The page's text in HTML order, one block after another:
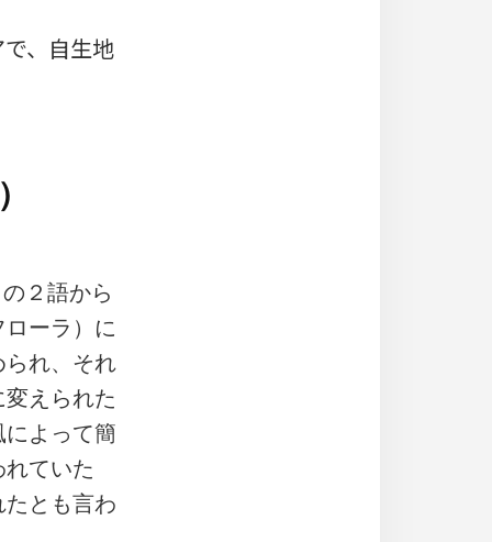
、自生地
の２語から
ーラ）に
られ、それ
えられた
よって簡
ていた
とも言わ